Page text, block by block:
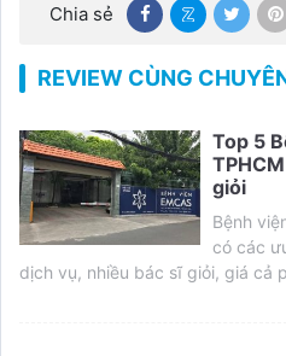
Chia sẻ
REVIEW CÙNG
Top 5
giỏi
Bệnh
có các
dịch vụ, nhiều bác sĩ giỏi, giá cả